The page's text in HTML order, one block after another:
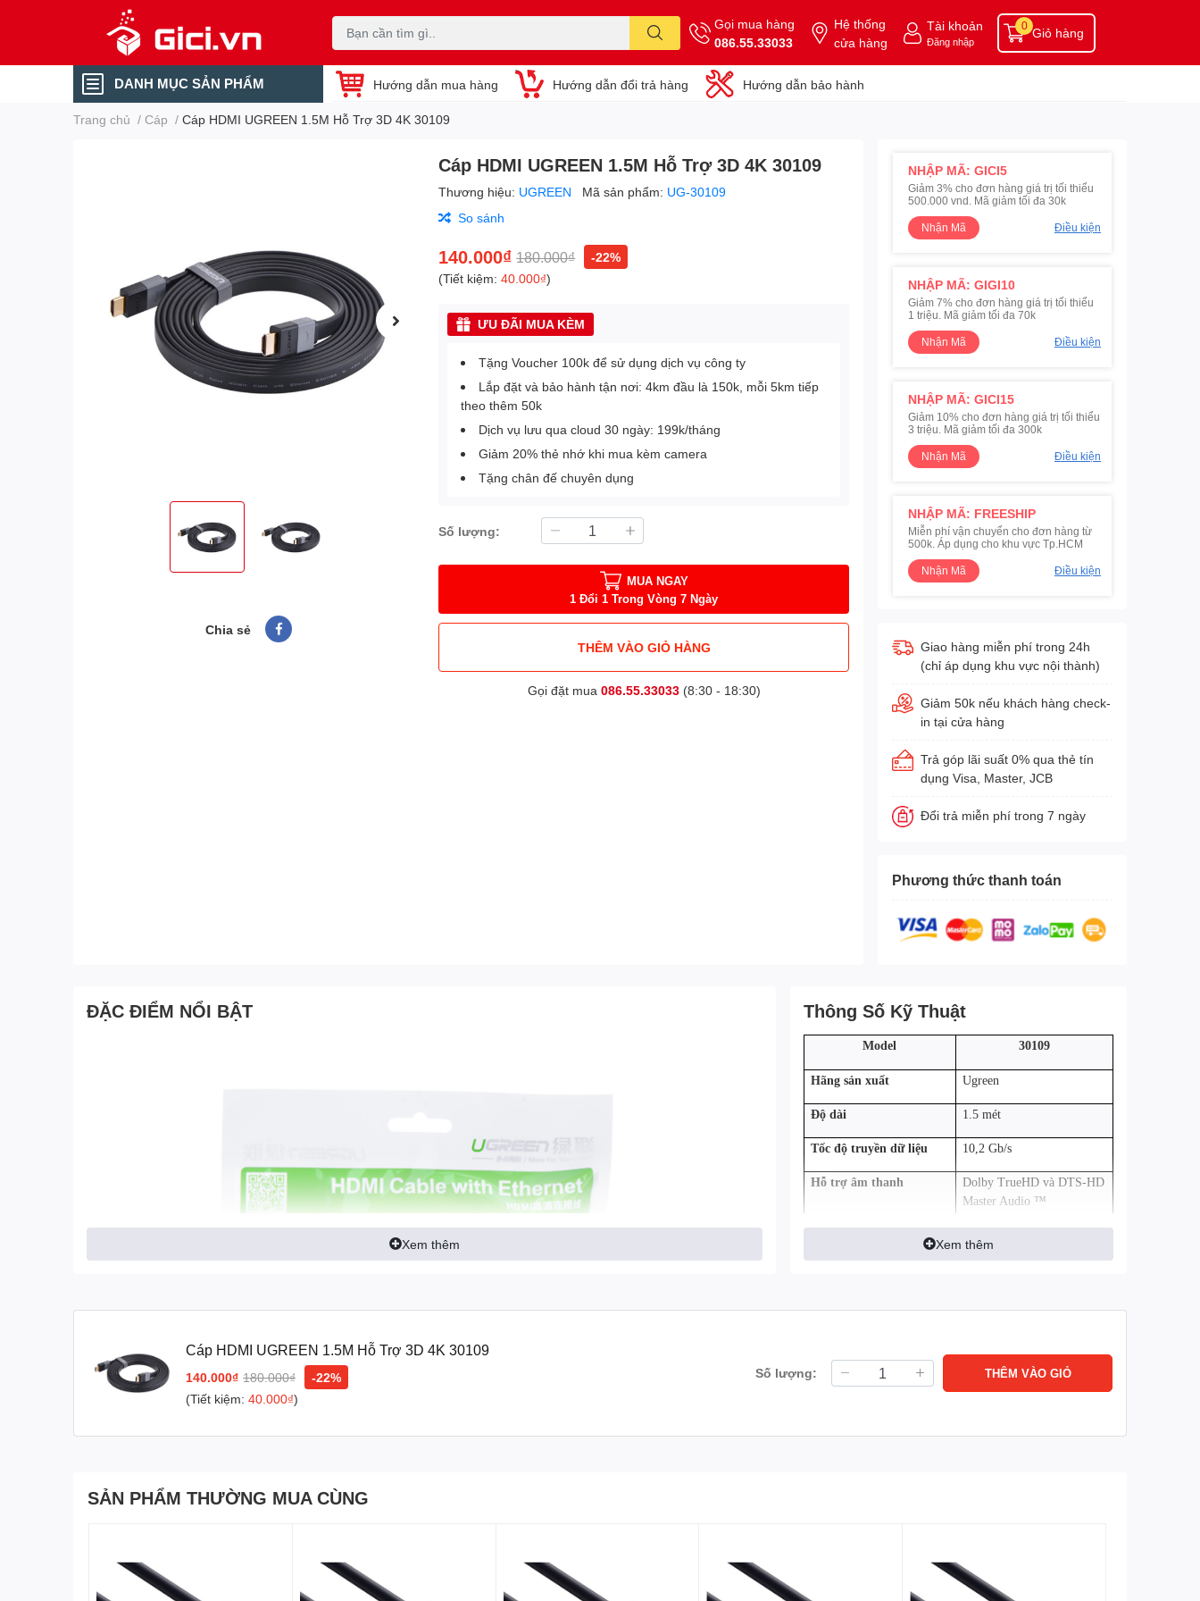
Gọi mua hàng
086.55.33033
Hệ thống
cửa hàng
Tài khoản
Đăng nhập
Giỏ hàng
0
DANH MỤC SẢN PHẨM Hướng dẫn mua hàng Hướng dẫn đổi trả hàng Hướng dẫn bảo hành
Trang chủ / Cáp / Cáp HDMI UGREEN 1.5M Hỗ Trợ 3D 4K 30109
Chia sẻ
Cáp HDMI UGREEN 1.5M Hỗ Trợ 3D 4K 30109
Thương hiệu: UGREEN Mã sản phẩm: UG-30109
So sánh
140.000₫ 180.000₫
-22%
(Tiết kiệm:40.000₫)
ƯU ĐÃI MUA KÈM
Tặng Voucher 100k để sử dụng dịch vụ công ty
Lắp đặt và bảo hành tận nơi: 4km đầu là 150k, mỗi 5km tiếp
theo thêm 50k
Dịch vụ lưu qua cloud 30 ngày: 199k/tháng
Giảm 20% thẻ nhớ khi mua kèm camera
Tặng chân đế chuyên dụng
Số lượng:
MUA NGAY
1 Đổi 1 Trong Vòng 7 Ngày
THÊM VÀO GIỎ HÀNG
Gọi đặt mua 086.55.33033(8:30 - 18:30)
NHẬP MÃ: GICI5
Giảm 3% cho đơn hàng giá trị tối thiểu
500.000 vnd. Mã giảm tối đa 30k
Nhận Mã
Điều kiện
NHẬP MÃ: GIGI10
Giảm 7% cho đơn hàng giá trị tối thiểu
1 triệu. Mã giảm tối đa 70k
Nhận Mã
Điều kiện
NHẬP MÃ: GICI15
Giảm 10% cho đơn hàng giá trị tối thiểu
3 triệu. Mã giảm tối đa 300k
Nhận Mã
Điều kiện
NHẬP MÃ: FREESHIP
Miễn phí vận chuyển cho đơn hàng từ
500k. Áp dụng cho khu vực Tp.HCM
Nhận Mã
Điều kiện
Giao hàng miễn phí trong 24h
(chỉ áp dụng khu vực nội thành)
Giảm 50k nếu khách hàng check-
in tại cửa hàng
Trả góp lãi suất 0% qua thẻ tín
dụng Visa, Master, JCB
Đổi trả miễn phí trong 7 ngày
Phương thức thanh toán
ĐẶC ĐIỂM NỔI BẬT
Xem thêm
Thông Số Kỹ Thuật
Model 30109
Hãng sản xuất Ugreen
Độ dài 1.5 mét
Tốc độ truyền dữ liệu 10,2 Gb/s
Hỗ trợ âm thanh
Dolby TrueHD và DTS-HD
Master Audio ™
giải video vượt xa 1080p,
thống Digital Cinema sử
Xuất xứ China
Xem thêm
Cáp HDMI UGREEN 1.5M Hỗ Trợ 3D 4K 30109
140.000₫ 180.000₫
-22%
(Tiết kiệm: 40.000₫)
Số lượng: THÊM VÀO GIỎ
SẢN PHẨM THƯỜNG MUA CÙNG